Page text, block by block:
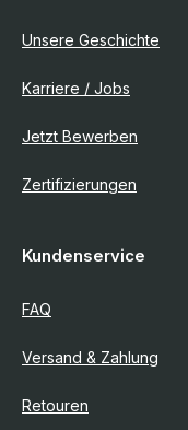
Unsere Geschichte
Karriere / Jobs
Jetzt Bewerben
Zertifizierungen
Kundenservice
FAQ
Versand & Zahlung
Retouren